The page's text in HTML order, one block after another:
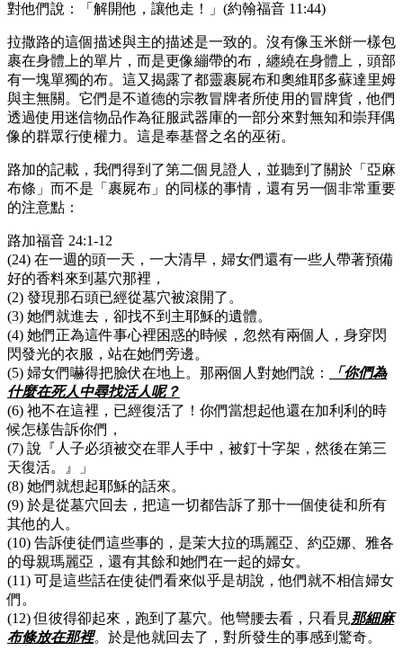
對他們說：「解開他，讓他走！」(約翰福音 11:44)
拉撒路的這個描述與主的描述是一致的。沒有像玉米餅一樣包
裹在身體上的單片，而是更像繃帶的布，纏繞在身體上，頭部
有一塊單獨的布。這又揭露了都靈裹屍布和奧維耶多蘇達里姆
與主無關。它們是不道德的宗教冒牌者所使用的冒牌貨，他們
透過使用迷信物品作為征服武器庫的一部分來對無知和崇拜偶
像的群眾行使權力。這是奉基督之名的巫術。
路加的記載，我們得到了第二個見證人，並聽到了關於「亞麻
布條」而不是「裹屍布」的同樣的事情，還有另一個非常重要
的注意點：
路加福音 24:1-12
(24) 在一週的頭一天，一大清早，婦女們還有一些人帶著預備
好的香料來到墓穴那裡，
(2) 發現那石頭已經從墓穴被滾開了。
(3) 她們就進去，卻找不到主耶穌的遺體。
(4) 她們正為這件事心裡困惑的時候，忽然有兩個人，身穿閃
閃發光的衣服，站在她們旁邊。
(5) 婦女們嚇得把臉伏在地上。那兩個人對她們說：
「你們為
什麼在死人中尋找活人呢？
(6) 祂不在這裡，已經復活了！你們當想起他還在加利利的時
候怎樣告訴你們，
(7) 說『人子必須被交在罪人手中，被釘十字架，然後在第三
天復活。』」
(8) 她們就想起耶穌的話來。
(9) 於是從墓穴回去，把這一切都告訴了那十一個使徒和所有
其他的人。
(10) 告訴使徒們這些事的，是茉大拉的瑪麗亞、約亞娜、雅各
的母親瑪麗亞，還有其餘和她們在一起的婦女。
(11) 可是這些話在使徒們看來似乎是胡說，他們就不相信婦女
們。
(12) 但彼得卻起來，跑到了墓穴。他彎腰去看，只看見那細麻
布條放在那裡。於是他就回去了，對所發生的事感到驚奇。